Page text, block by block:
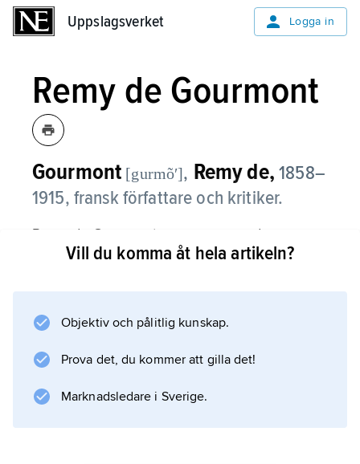
Uppslagsverket Logga in
Remy de Gourmont
Gourmont [gurmõʹ], Remy de, 1858–
1915, fransk författare och kritiker.
Remy de Gourmont var en av grundarna av
tidskriften Mercure de France och under
vilkas verk han var väl förtrogen med och
exempel
Sixtine
(1890), poem, teaterpjäser och talrika
Vill du komma åt hela artikeln?
Objektiv och pålitlig kunskap.
Prova det, du kommer att gilla det!
Marknadsledare i Sverige.